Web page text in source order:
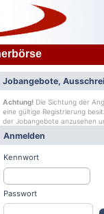
Jobangebote,
Achtung! Die Sichtung der
eine gültige Registrierung
der Jobangebote anzusehen
Anmelden
Kennwort
Passwort